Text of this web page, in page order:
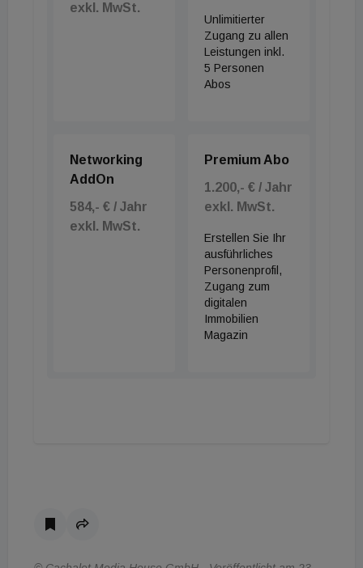
exkl. MwSt.
Unlimitierter
Zugang zu allen
Leistungen inkl.
5 Personen
Abos
Networking
AddOn
584,- € / Jahr
exkl. MwSt.
Premium Abo
1.200,- € / Jahr
exkl. MwSt.
Erstellen Sie Ihr
ausführliches
Personenprofil,
Zugang zum
digitalen
Immobilien
Magazin